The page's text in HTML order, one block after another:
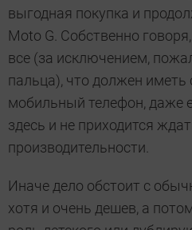
выгодная покупка и
Moto G. Собственно
все (за исключением,
пальца), что должен
мобильный телефон, даже
здесь и не приходится
производительности.
Иначе дело обстоит с
хотя и очень дешев, а